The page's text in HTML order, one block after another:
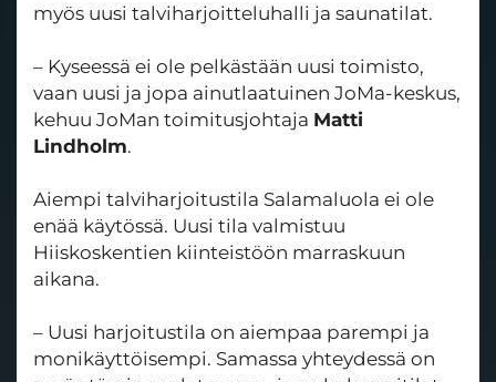
myös uusi talviharjoitteluhalli ja saunatilat.
– Kyseessä ei ole pelkästään uusi toimisto,
vaan uusi ja jopa ainutlaatuinen JoMa-keskus,
kehuu JoMan toimitusjohtaja Matti
Lindholm.
Aiempi talviharjoitustila Salamaluola ei ole
enää käytössä. Uusi tila valmistuu
Hiiskoskentien kiinteistöön marraskuun
aikana.
– Uusi harjoitustila on aiempaa parempi ja
monikäyttöisempi. Samassa yhteydessä on